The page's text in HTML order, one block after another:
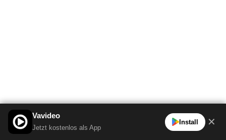
Vavideo
Jetzt kostenlos als App
Install ✕